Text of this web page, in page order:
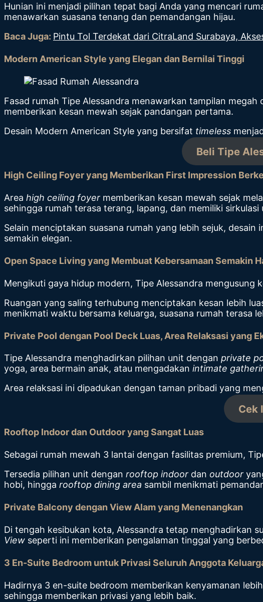
Hunian ini menjadi pilihan tepat bagi Anda yang mencari
menawarkan suasana tenang dan pemandangan hijau.
Baca Juga: Pintu Tol Terdekat dari CitraLand Surabaya,
Modern American Style yang Elegan dan Bernilai Tinggi
Fasad rumah Tipe Alessandra menawarkan tampilan
memberikan kesan mewah sejak pandangan pertama.
Desain Modern American Style yang bersifat timeless
Beli Tipe
High Ceiling Foyer yang Memberikan First Impression
Area high ceiling foyer memberikan kesan mewah sejak
sehingga rumah terasa terang, lapang, dan memiliki sirkulasi
Selain menciptakan suasana rumah yang lebih sejuk,
semakin elegan.
Open Space Living yang Membuat Kebersamaan Semakin
Mengikuti gaya hidup modern, Tipe Alessandra mengusung
Ruangan yang saling terhubung menciptakan kesan lebih
menikmati waktu bersama keluarga, suasana rumah terasa
Private Pool dengan Pool Deck Luas, Area Relaksasi yang
Tipe Alessandra menghadirkan pilihan unit dengan private
yoga, area bermain anak, atau mengadakan intimate
Area relaksasi ini dipadukan dengan taman pribadi yang
Cek
Rooftop Indoor dan Outdoor yang Sangat Luas
Sebagai rumah mewah 3 lantai dengan fasilitas premium,
Tersedia pilihan unit dengan rooftop indoor dan outdoor
hobi, hingga rooftop dining area sambil menikmati
Private Balcony dengan View Alam yang Menenangkan
Di tengah kesibukan kota, Alessandra tetap menghadirkan
View seperti ini memberikan pengalaman tinggal yang
3 En-Suite Bedroom untuk Privasi Seluruh Anggota
Hadirnya 3 en-suite bedroom memberikan kenyamanan
sehingga memberikan privasi yang lebih baik.